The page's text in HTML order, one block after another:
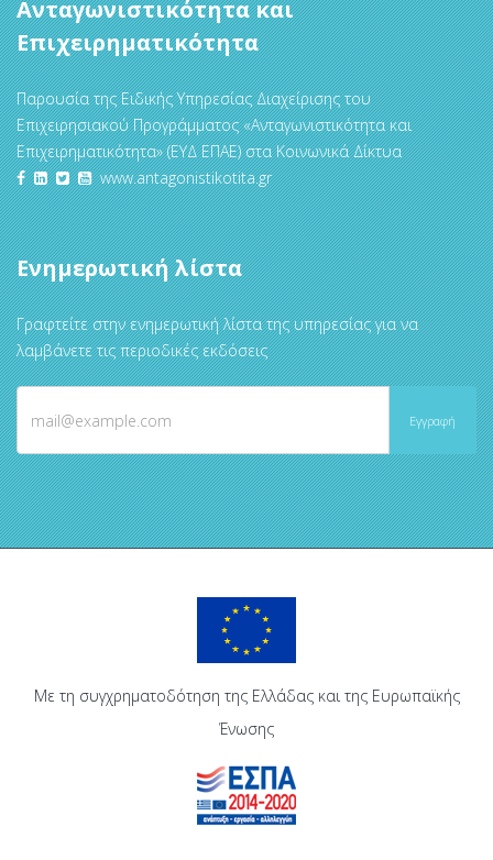
Ανταγωνιστικότητα και
Επιχειρηματικότητα
Παρουσία της Ειδικής Υπηρεσίας Διαχείρισης του
Επιχειρησιακού Προγράμματος «Ανταγωνιστικότητα και
Επιχειρηματικότητα» (ΕΥΔ ΕΠΑΕ) στα Κοινωνικά Δίκτυα
www.antagonistikotita.gr
Ενημερωτική λίστα
Γραφτείτε στην ενημερωτική λίστα της υπηρεσίας για να
λαμβάνετε τις περιοδικές εκδόσεις
Με τη συγχρηματοδότηση της Ελλάδας και της Ευρωπαϊκής
Ένωσης